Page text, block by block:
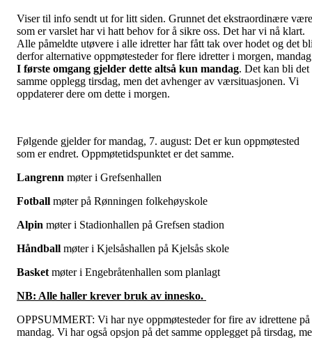
Viser til info sendt ut for litt siden. Grunnet det ekstraordinære
som er varslet har vi hatt behov for å sikre oss. Det har vi nå klart.
Alle påmeldte utøvere i alle idretter har fått tak over hodet og det
derfor alternative oppmøtesteder for flere idretter i morgen,
I første omgang gjelder dette altså kun mandag. Det kan bli det
samme opplegg tirsdag, men det avhenger av værsituasjonen. Vi
oppdaterer dere om dette i morgen.
Følgende gjelder for mandag, 7. august: Det er kun oppmøtested
som er endret. Oppmøtetidspunktet er det samme.
Langrenn møter i Grefsenhallen
Fotball møter på Rønningen folkehøyskole
Alpin møter i Stadionhallen på Grefsen stadion
Håndball møter i Kjelsåshallen på Kjelsås skole
Basket møter i Engebråtenhallen som planlagt
NB: Alle haller krever bruk av innesko.
OPPSUMMERT: Vi har nye oppmøtesteder for fire av idrettene på
mandag. Vi har også opsjon på det samme opplegget på tirsdag,